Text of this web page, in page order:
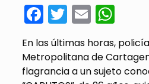
Facebook
Twitter
Email
En las últimas horas,
Metropolitana de
flagrancia a un sujeto